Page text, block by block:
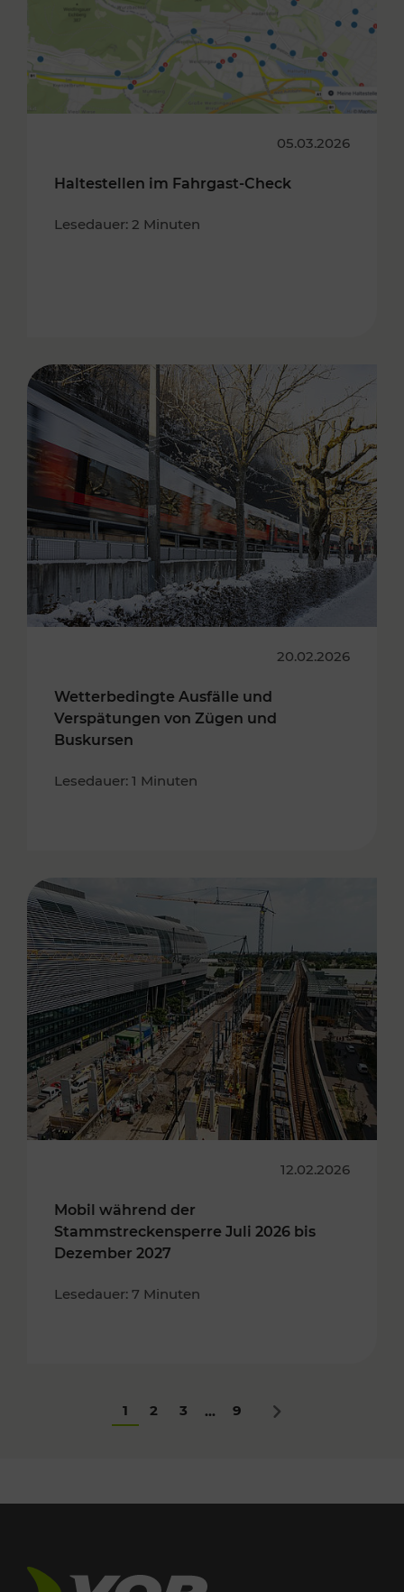
05.03.2026
Haltestellen im Fahrgast-Check
Lesedauer: 2 Minuten
20.02.2026
Wetterbedingte Ausfälle und
Verspätungen von Zügen und
Buskursen
Lesedauer: 1 Minuten
12.02.2026
Mobil während der
Stammstreckensperre Juli 2026 bis
Dezember 2027
Lesedauer: 7 Minuten
1 2 3 ... 9 Nächstes